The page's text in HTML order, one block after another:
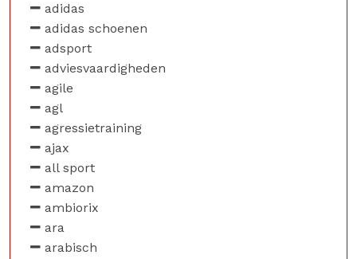
adidas
adidas schoenen
adsport
adviesvaardigheden
agile
agl
agressietraining
ajax
all sport
amazon
ambiorix
ara
arabisch